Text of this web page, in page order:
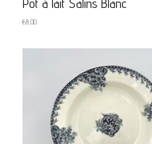
Pot à lait Salins Blanc
€8,00